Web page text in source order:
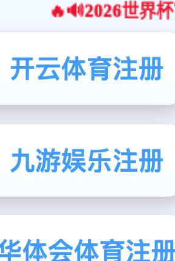
🔥🔊2026世界杯官网